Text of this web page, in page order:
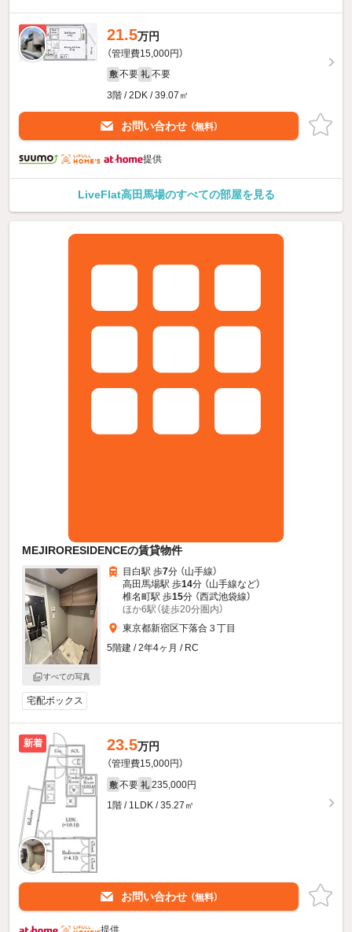
新着 21.5万円
（管理費15,000円）
敷 不要 礼 不要
3階 / 2DK / 39.07㎡
お問い合わせ （無料）
提供
LiveFlat高田馬場のすべての部屋を見る
MEJIRORESIDENCEの賃貸物件
すべての写真
目白駅 歩7分 （山手線）
高田馬場駅 歩14分 （山手線など）
椎名町駅 歩15分 （西武池袋線）
ほか6駅（徒歩20分圏内）
東京都新宿区下落合３丁目
5階建 / 2年4ヶ月 / RC
宅配ボックス
新着 23.5万円
（管理費15,000円）
敷 不要 礼 235,000円
1階 / 1LDK / 35.27㎡
お問い合わせ （無料）